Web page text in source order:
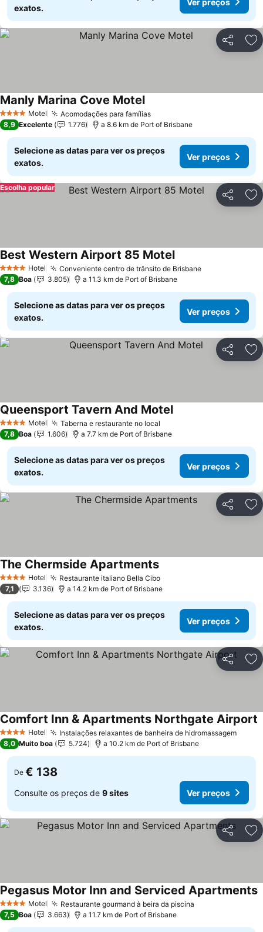
exatos.
Partilhar
4 EstrelasMotel Acomodações para famílias
Manly Marina Cove Motel
8,9 Excelente 1.776 a 8.6 km de Port of Brisbane
Selecione as datas para ver os preços
exatos.
Ver preços
Partilhar
Escolha popular
4 EstrelasHotel Conveniente centro de trânsito de Brisbane
Best Western Airport 85 Motel
7,8 Boa 3.805 a 11.3 km de Port of Brisbane
Selecione as datas para ver os preços
exatos.
Ver preços
Partilhar
4 EstrelasMotel Taberna e restaurante no local
Queensport Tavern And Motel
7,8 Boa 1.606 a 7.7 km de Port of Brisbane
Selecione as datas para ver os preços
exatos.
Ver preços
Partilhar
4 EstrelasHotel Restaurante italiano Bella Cibo
The Chermside Apartments
7,1 3.136 a 14.2 km de Port of Brisbane
Selecione as datas para ver os preços
exatos.
Ver preços
Partilhar
4 EstrelasHotel Instalações relaxantes de banheira de hidromassagem
Comfort Inn & Apartments Northgate Airport
8,0 Muito boa 5.724 a 10.2 km de Port of Brisbane
De € 138
Consulte os preços de 9 sites Ver preços
Partilhar
4 EstrelasMotel Restaurante gourmand à beira da piscina
Pegasus Motor Inn and Serviced Apartments
7,5 Boa 3.663 a 11.7 km de Port of Brisbane